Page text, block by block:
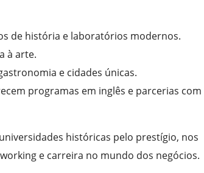
de história e laboratórios modernos.
à arte.
e cidades únicas.
programas em inglês e parcerias com
históricas pelo prestígio, nos
e carreira no mundo dos negócios.